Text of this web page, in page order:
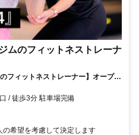
ムのフィットネストレーナ
フィットネストレーナー】オープニ
センティブあり／FIT PLACE24の
西口 / 徒歩3分 駐車場完備
希望を考慮して決定します